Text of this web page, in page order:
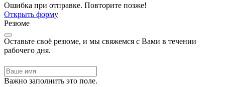
Ошибка при отправке. Повторите позже!
Открыть форму
Резюме
Оставьте своё резюме, и мы свяжемся с Вами в течении
рабочего дня.
Важно заполнить это поле.